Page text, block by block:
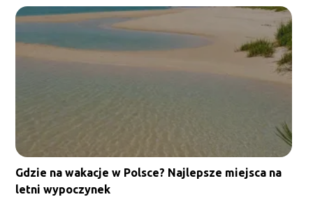
Gdzie na wakacje w Polsce? Najlepsze miejsca na
letni wypoczynek